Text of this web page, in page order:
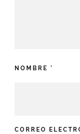
NOMBRE *
CORREO